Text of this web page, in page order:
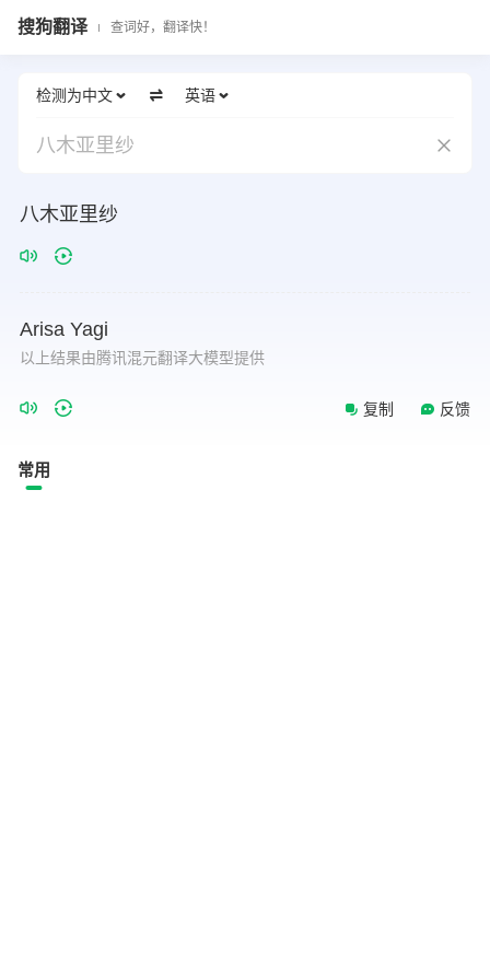
搜狗翻译 查词好，翻译快！
检测为中文 英语
八木亚里纱
八木亚里纱
Arisa Yagi
以上结果由腾讯混元翻译大模型提供
复制 反馈
常用